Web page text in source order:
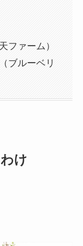
ファーム）
ブルーベリ
け